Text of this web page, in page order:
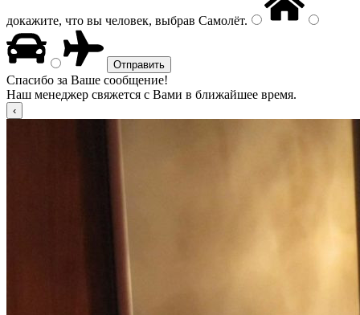
докажите, что вы человек, выбрав Самолёт.
Спасибо за Ваше сообщение!
Наш менеджер свяжется с Вами в ближайшее время.